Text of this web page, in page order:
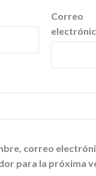
Correo
correo
para la próxima